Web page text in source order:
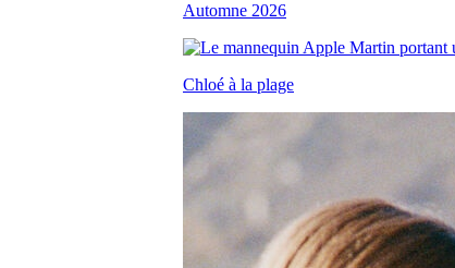
Automne 2026
Chloé à la plage